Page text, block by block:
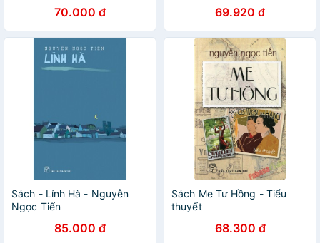
70.000 đ 69.920 đ
Sách - Lính Hà - Nguyễn
Ngọc Tiến
85.000 đ
Sách Me Tư Hồng - Tiểu
thuyết
68.300 đ